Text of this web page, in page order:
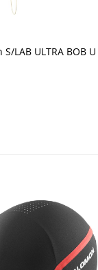
LAB ULTRA BOB U